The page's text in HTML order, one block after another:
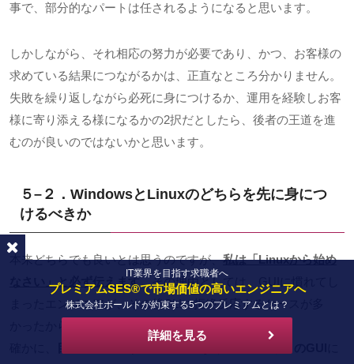
事で、部分的なパートは任されるようになると思います。
しかしながら、それ相応の努力が必要であり、かつ、お客様の
求めている結果につながるかは、正直なところ分かりません。
失敗を繰り返しながら必死に身につけるか、運用を経験しお客
様に寄り添える様になるかの2択だとしたら、後者の王道を進
むのが良いのではないかと思います。
５– ２． Windowsと Linuxのどちらを先に身につ
けるべきか
本来どちらでも良いとは思うのですが、私は「Linuxから始め
なさい」と必ず伝えます。その理由としては、 GUI
に慣れてし
まったエンジニアが、その後CLIに拒絶反応するケースが多
IT業界を目指す求職者へ
プレミアムSES®で市場価値の高いエンジニアへ
株式会社ボールドが約束する5つのプレミアムとは？
詳細を見る